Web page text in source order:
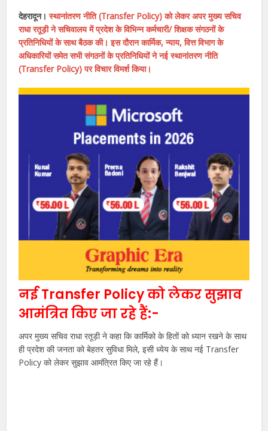
देहरादून। स्थानांतरण नीति (Transfer Policy) को लेकर अपर मुख्य सचिव
राधा रतूड़ी ने सचिवालय में प्रदेश के विभिन्न कर्मचारी/ शिक्षक संगठनों के
प्रतिनिधियों के साथ बैठक की। इस दौरान कार्मिक, न्याय, वित्त विभाग के
अधिकारियों समेत सभी संगठनों के प्रतिनिधियों ने नई स्थानांतरण नीति
(Transfer Policy) पर विचार विमर्श किया।
नई Transfer Policy को लेकर सुझाव
आमंत्रित किए जा रहे हैं:-
अपर मुख्य सचिव राधा रतूड़ी ने कहा कि कार्मिको के हितों को ध्यान रखने के साथ
ही प्रदेश की जनता को बेहतर सुविधा मिले, इसी ध्येय के साथ नई Transfer
Policy को लेकर सुझाव आमंत्रित किए जा रहे हैं।